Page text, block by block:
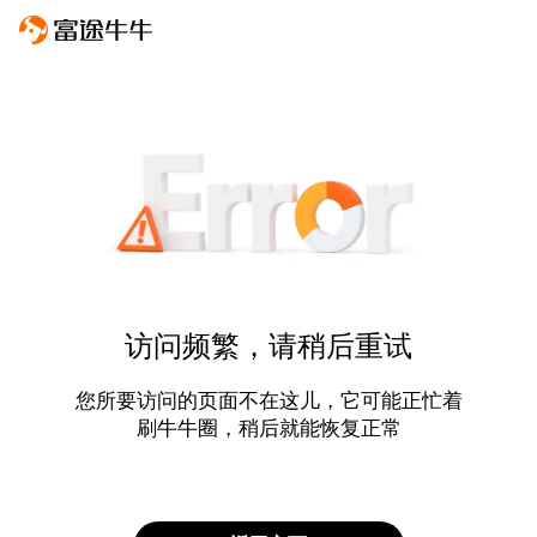
访问频繁，请稍后重试
您所要访问的页面不在这儿，它可能正忙着
刷牛牛圈，稍后就能恢复正常